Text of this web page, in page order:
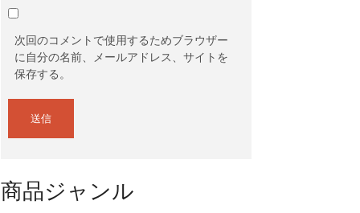
次回のコメントで使用するためブラウザー
に自分の名前、メールアドレス、サイトを
保存する。
商品ジャンル